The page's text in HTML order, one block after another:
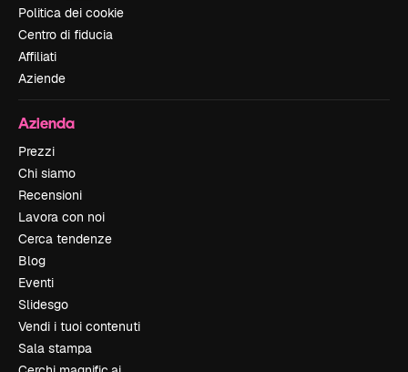
Politica dei cookie
Centro di fiducia
Affiliati
Aziende
Azienda
Prezzi
Chi siamo
Recensioni
Lavora con noi
Cerca tendenze
Blog
Eventi
Slidesgo
Vendi i tuoi contenuti
Sala stampa